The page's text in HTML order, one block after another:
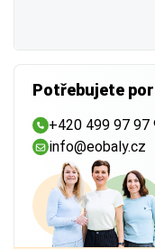
Potřebujete
+420 499 97 97
info@eobaly.cz